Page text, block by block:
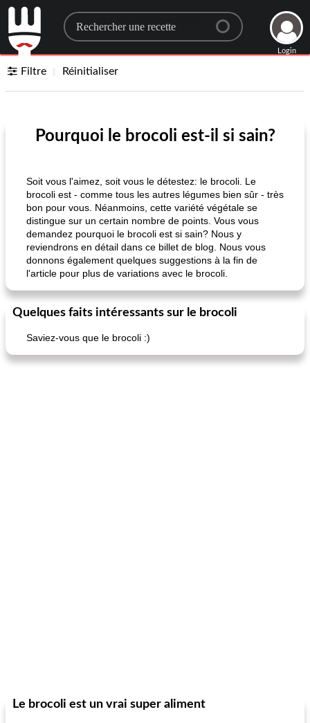
Search for a recipe
Login
Filtre Réinitialiser
Pourquoi le brocoli est-il si sain?
Soit vous l'aimez, soit vous le détestez: le brocoli. Le
brocoli est - comme tous les autres légumes bien sûr - très
bon pour vous. Néanmoins, cette variété végétale se
distingue sur un certain nombre de points. Vous vous
demandez pourquoi le brocoli est si sain? Nous y
reviendrons en détail dans ce billet de blog. Nous vous
donnons également quelques suggestions à la fin de
l'article pour plus de variations avec le brocoli.
Quelques faits intéressants sur le brocoli
Saviez-vous que le brocoli :)
Le brocoli est un vrai super aliment